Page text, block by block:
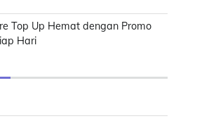
Top Up Hemat dengan Promo
Hari